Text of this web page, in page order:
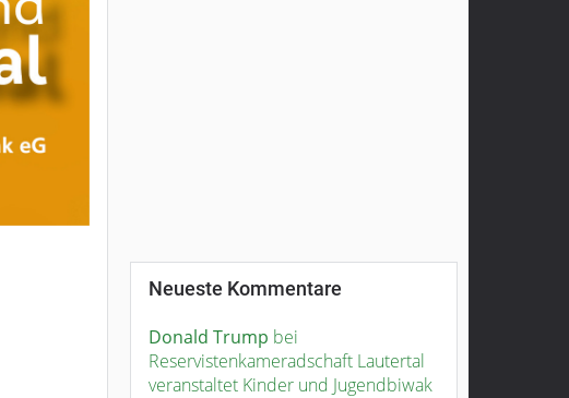
Neueste Kommentare
Donald Trump bei
Reservistenkameradschaft Lautertal
veranstaltet Kinder und Jugendbiwak